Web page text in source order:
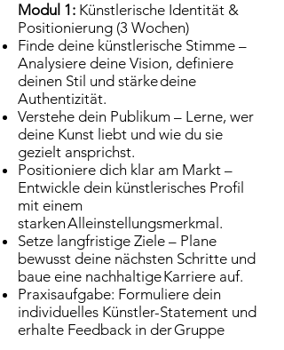
Modul 1: Künstlerische Identität &
Positionierung (3 Wochen)
Finde deine künstlerische Stimme –
Analysiere deine Vision, definiere
deinen Stil und stärke deine
Authentizität.
Verstehe dein Publikum – Lerne, wer
deine Kunst liebt und wie du sie
gezielt ansprichst.
Positioniere dich klar am Markt –
Entwickle dein künstlerisches Profil
mit einem
starken Alleinstellungsmerkmal.
Setze langfristige Ziele – Plane
bewusst deine nächsten Schritte und
baue eine nachhaltige Karriere auf.
Praxisaufgabe: Formuliere dein
individuelles Künstler-Statement und
erhalte Feedback in der Gruppe